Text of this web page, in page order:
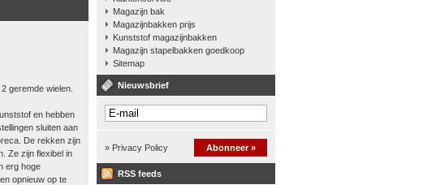
geremde wielen.
en hebben
sluiten aan
De rekken zijn
Ze zijn flexibel in
erg hoge
opnieuw op te
Magazijn bak
Magazijnbakken prijs
Kunststof magazijnbakken
Magazijn stapelbakken goedkoop
Sitemap
Nieuwsbrief
» Privacy Policy Abonneer »
RSS feeds